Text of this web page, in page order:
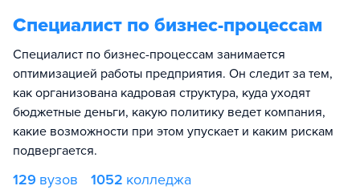
Специалист по бизнес-процессам
Специалист по бизнес-процессам занимается
оптимизацией работы предприятия. Он следит за тем,
как организована кадровая структура, куда уходят
бюджетные деньги, какую политику ведет компания,
какие возможности при этом упускает и каким рискам
подвергается.
129 вузов 1052 колледжа